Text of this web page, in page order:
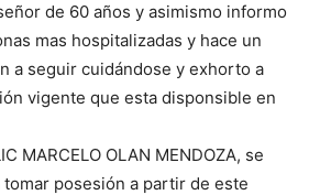
de 60 años y asimismo informo
mas hospitalizadas y hace un
a seguir cuidándose y exhorto a
vigente que esta disponsible en
MARCELO OLAN MENDOZA, se
posesión a partir de este